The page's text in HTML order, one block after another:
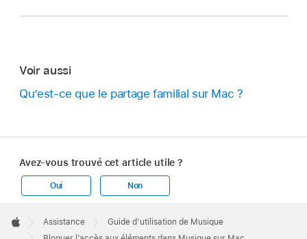
Voir aussi
Qu’est-ce que le partage familial sur Mac ?
Avez-vous trouvé cet article utile ?
Oui Non
Footer

Apple
Assistance
Guide d’utilisation de Musique